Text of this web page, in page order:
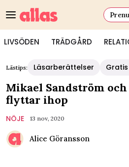
LIVSÖDEN TRÄDGÅRD
Lästips: Läsarberättelser
Mikael Sandström
flyttar ihop
NÖJE 13 nov, 2020
Alice Göransson